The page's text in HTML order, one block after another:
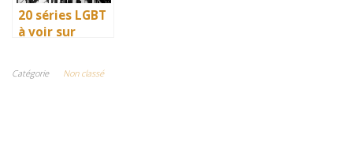
20 séries LGBT
à voir sur
et diversité
Catégorie Non classé